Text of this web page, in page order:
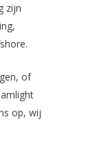
zijn
of
op, wij